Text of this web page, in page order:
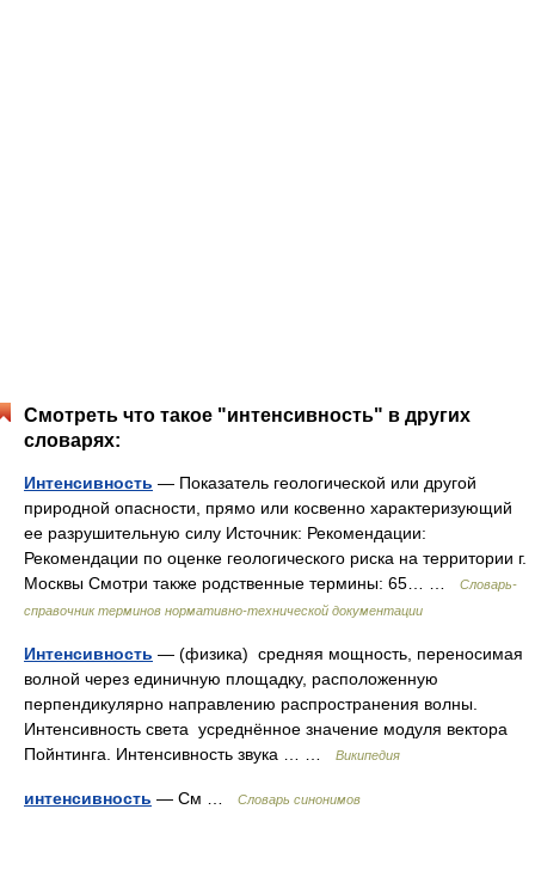
Смотреть что такое "интенсивность" в других
словарях:
Интенсивность — Показатель геологической или другой
природной опасности, прямо или косвенно характеризующий
ее разрушительную силу Источник: Рекомендации:
Рекомендации по оценке геологического риска на территории г.
Москвы Смотри также родственные термины: 65… …
Словарь-
справочник терминов нормативно-технической документации
Интенсивность — (физика) средняя мощность, переносимая
волной через единичную площадку, расположенную
перпендикулярно направлению распространения волны.
Интенсивность света усреднённое значение модуля вектора
Пойнтинга. Интенсивность звука … …
Википедия
интенсивность — См … Словарь синонимов